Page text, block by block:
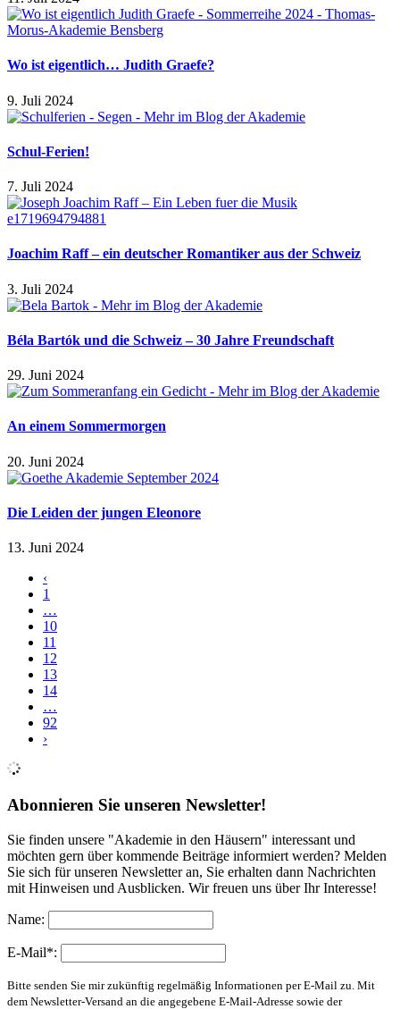
Wo ist eigentlich… Judith Graefe?
9. Juli 2024
Schul-Ferien!
7. Juli 2024
Joachim Raff – ein deutscher Romantiker aus der Schweiz
3. Juli 2024
Béla Bartók und die Schweiz – 30 Jahre Freundschaft
29. Juni 2024
An einem Sommermorgen
20. Juni 2024
Die Leiden der jungen Eleonore
13. Juni 2024
‹
1
…
10
11
12
13
14
…
92
›
Abonnieren Sie unseren Newsletter!
Sie finden unsere "Akademie in den Häusern" interessant und
möchten gern über kommende Beiträge informiert werden? Melden
Sie sich für unseren Newsletter an, Sie erhalten dann Nachrichten
mit Hinweisen und Ausblicken. Wir freuen uns über Ihr Interesse!
Name:
E-Mail*:
Bitte senden Sie mir zukünftig regelmäßig Informationen per E-Mail zu. Mit
dem Newsletter-Versand an die angegebene E-Mail-Adresse sowie der